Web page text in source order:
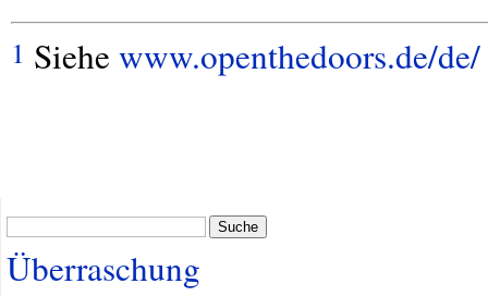
1 Siehe www.openthedoors.de/de/
Suche
Überraschung